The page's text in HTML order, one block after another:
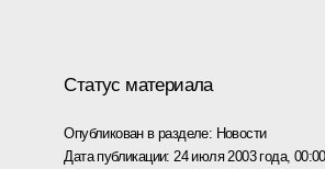
Статус материала
Опубликован в разделе: Новости
Дата публикации: 24 июля 2003 года, 00:00